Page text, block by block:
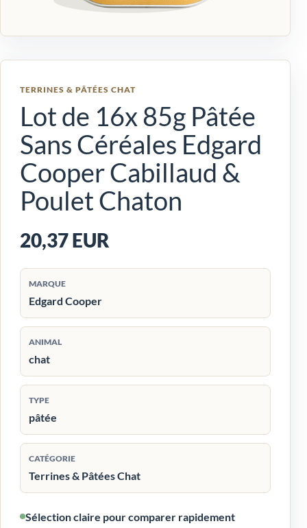
TERRINES & PÂTÉES CHAT
Lot de 16x 85g Pâtée
Sans Céréales Edgard
Cooper Cabillaud &
Poulet Chaton
20,37 EUR
MARQUE
Edgard Cooper
ANIMAL
chat
TYPE
pâtée
CATÉGORIE
Terrines & Pâtées Chat
Sélection claire pour comparer rapidement